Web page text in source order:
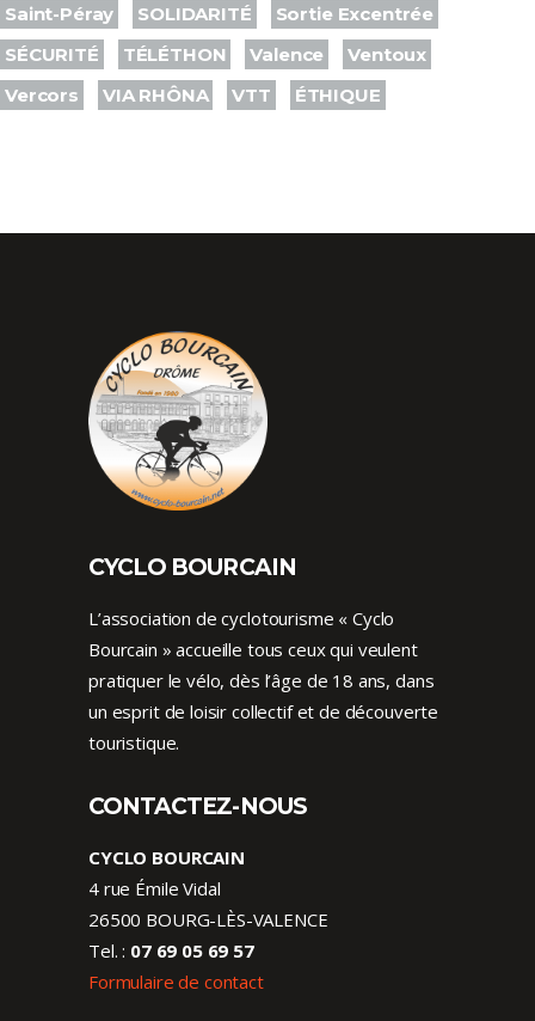
Saint-Péray
SOLIDARITÉ
Sortie Excentrée
SÉCURITÉ
TÉLÉTHON Valence
Ventoux
Vercors
VIA RHÔNA VTT ÉTHIQUE
CYCLO BOURCAIN
L’association de cyclotourisme « Cyclo
Bourcain » accueille tous ceux qui veulent
pratiquer le vélo, dès l’âge de 18 ans, dans
un esprit de loisir collectif et de découverte
touristique.
CONTACTEZ-NOUS
CYCLO BOURCAIN
4 rue Émile Vidal
26500 BOURG-LÈS-VALENCE
Tel. : 07 69 05 69 57
Formulaire de contact